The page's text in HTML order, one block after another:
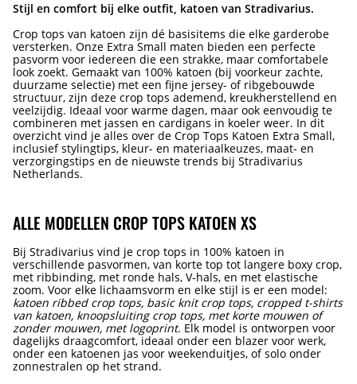
Stijl en comfort bij elke outfit, katoen van Stradivarius.
Crop tops van katoen zijn dé basisitems die elke garderobe
versterken. Onze Extra Small maten bieden een perfecte
pasvorm voor iedereen die een strakke, maar comfortabele
look zoekt. Gemaakt van 100% katoen (bij voorkeur zachte,
duurzame selectie) met een fijne jersey- of ribgebouwde
structuur, zijn deze crop tops ademend, kreukherstellend en
veelzijdig. Ideaal voor warme dagen, maar ook eenvoudig te
combineren met jassen en cardigans in koeler weer. In dit
overzicht vind je alles over de Crop Tops Katoen Extra Small,
inclusief stylingtips, kleur- en materiaalkeuzes, maat- en
verzorgingstips en de nieuwste trends bij Stradivarius
Netherlands.
ALLE MODELLEN CROP TOPS KATOEN XS
Bij Stradivarius vind je crop tops in 100% katoen in
verschillende pasvormen, van korte top tot langere boxy crop,
met ribbinding, met ronde hals, V-hals, en met elastische
zoom. Voor elke lichaamsvorm en elke stijl is er een model:
katoen ribbed crop tops, basic knit crop tops, cropped t-shirts
van katoen, knoopsluiting crop tops, met korte mouwen of
zonder mouwen, met logoprint. Elk model is ontworpen voor
dagelijks draagcomfort, ideaal onder een blazer voor werk,
onder een katoenen jas voor weekenduitjes, of solo onder
zonnestralen op het strand.